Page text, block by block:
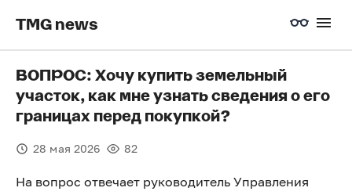
TMG news
ВОПРОС: Хочу купить земельный
участок, как мне узнать сведения о его
границах перед покупкой?
28 мая 2026 82
На вопрос отвечает руководитель Управления